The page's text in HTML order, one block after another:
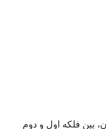
بین فلکه اول و دوم